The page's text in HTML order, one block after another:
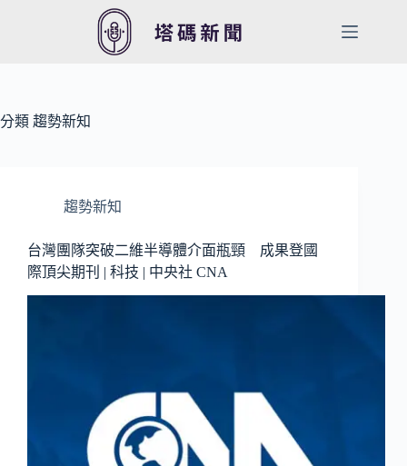
容
分類 趨勢新知
趨勢新知
台灣團隊突破二維半導體介面瓶頸 成果登國
際頂尖期刊 | 科技 | 中央社 CNA